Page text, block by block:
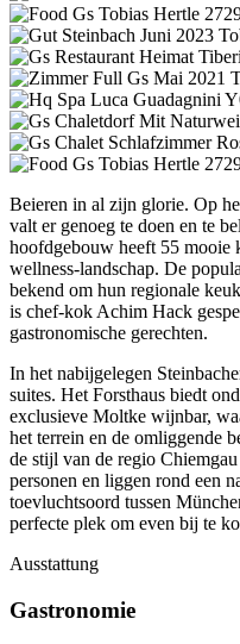
Beieren in al zijn glorie. Op
valt er genoeg te doen en te
hoofdgebouw heeft 55 mooie
wellness-landschap. De
bekend om hun regionale
is chef-kok Achim Hack
gastronomische gerechten.
In het nabijgelegen
suites. Het Forsthaus biedt
exclusieve Moltke wijnbar,
het terrein en de omliggende
de stijl van de regio
personen en liggen rond een
toevluchtsoord tussen
perfecte plek om even bij te
Ausstattung
Gastronomie